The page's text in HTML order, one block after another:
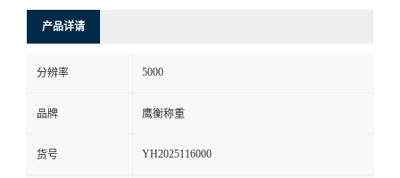
产品详请
分辨率 5000
品牌 鹰衡称重
货号 YH2025116000